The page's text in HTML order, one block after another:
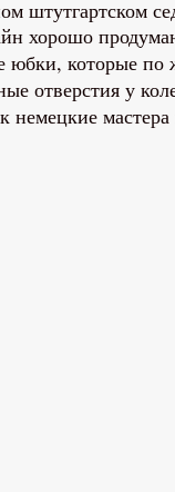
штутгартском
хорошо
юбки, которые
отверстия у